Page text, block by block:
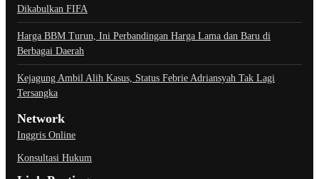
Dikabulkan FIFA
Harga BBM Turun, Ini Perbandingan Harga Lama dan Baru di
Berbagai Daerah
Kejagung Ambil Alih Kasus, Status Febrie Adriansyah Tak Lagi
Tersangka
Network
Inggris Online
Konsultasi Hukum